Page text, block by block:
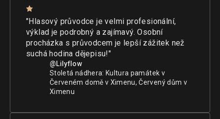
"Hlasový průvodce je velmi profesionální,
výklad je podrobný a zajímavý. Osobní
procházka s průvodcem je lepší zážitek než
suchá hodina dějepisu!"
@Lilyflow
Stoletá nádhera: Kultura památek v
Červeném domě v Ximenu, Červený dům v
Ximenu